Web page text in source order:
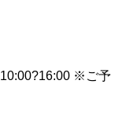
※ご予